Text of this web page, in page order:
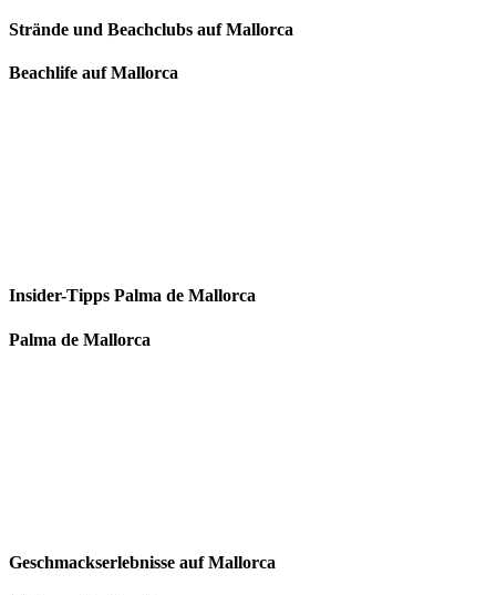
Strände und Beachclubs auf Mallorca
Beachlife auf Mallorca
Insider-Tipps Palma de Mallorca
Palma de Mallorca
Geschmackserlebnisse auf Mallorca